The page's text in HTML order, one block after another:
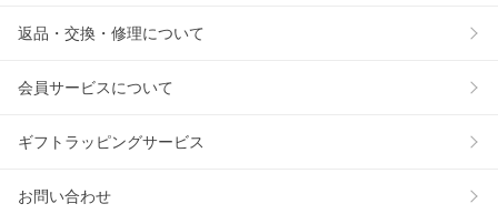
返品・交換・修理について
会員サービスについて
ギフトラッピングサービス
お問い合わせ